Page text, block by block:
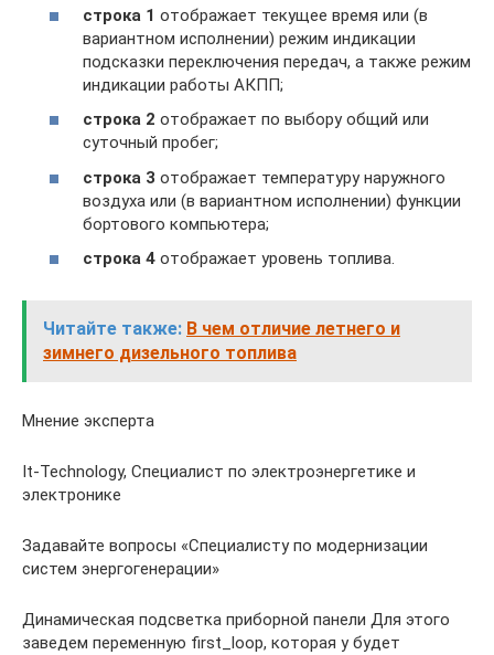
строка 1 отображает текущее время или (в
вариантном исполнении) режим индикации
подсказки переключения передач, а также режим
индикации работы АКПП;
строка 2 отображает по выбору общий или
суточный пробег;
строка 3 отображает температуру наружного
воздуха или (в вариантном исполнении) функции
бортового компьютера;
строка 4 отображает уровень топлива.
Читайте также: В чем отличие летнего и
зимнего дизельного топлива
Мнение эксперта
It-Technology, Cпециалист по электроэнергетике и
электронике
Задавайте вопросы «Специалисту по модернизации
систем энергогенерации»
Динамическая подсветка приборной панели Для этого
заведем переменную first_loop, которая у будет